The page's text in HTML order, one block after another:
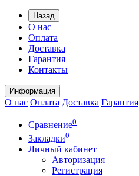
Назад
О нас
Оплата
Доставка
Гарантия
Контакты
Информация
О нас Оплата Доставка Гарантия
Сравнение0
Закладки0
Личный кабинет
Авторизация
Регистрация